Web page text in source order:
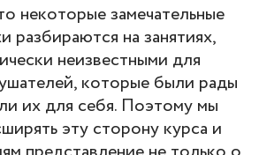
некоторые замечательные
разбираются на занятиях,
неизвестными для
которые были рады
их для себя. Поэтому мы
эту сторону курса и